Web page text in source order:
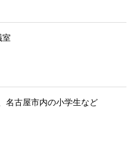
室
名古屋市内の小学生など